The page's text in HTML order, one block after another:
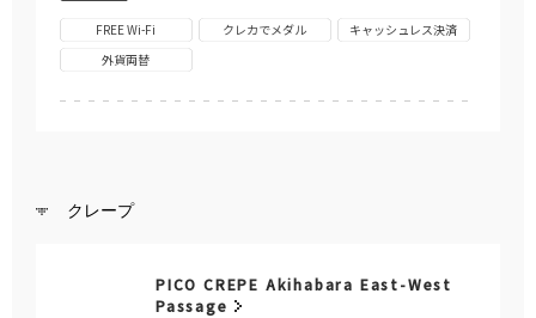
FREE Wi-Fi クレカでメダル
キャッシュレス決済
外貨両替
クレープ
PICO CREPE Akihabara East-West
Passage